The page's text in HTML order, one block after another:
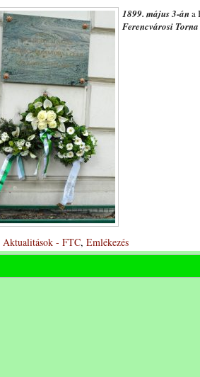
1899. május 3-ána
Ferencvárosi
Aktualitások - FTC, Emlékezés